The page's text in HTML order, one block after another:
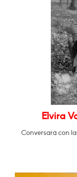
Elvira
Conversará con